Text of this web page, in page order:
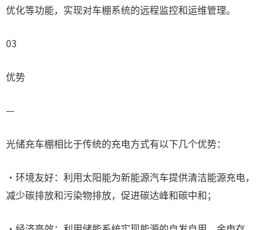
优化等功能，实现对车棚系统的远程监控和运维管理。
03
优势
—
光储充车棚相比于传统的充电方式有以下几个优势：
·环境友好：利用太阳能为新能源汽车提供清洁能源充电，
减少碳排放和污染物排放，促进碳达峰和碳中和；